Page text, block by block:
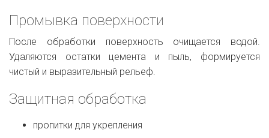
Промывка поверхности
После обработки поверхность очищается водой.
Удаляются остатки цемента и пыль, формируется
чистый и выразительный рельеф.
Защитная обработка
пропитки для укрепления